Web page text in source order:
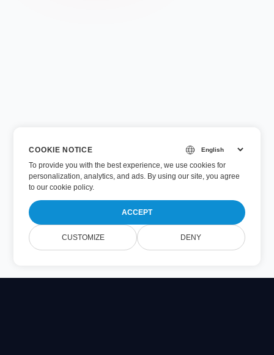
COOKIE NOTICE
To provide you with the best experience, we use cookies for
personalization, analytics, and ads. By using our site, you agree
toour cookie policy.
ACCEPT
CUSTOMIZE DENY